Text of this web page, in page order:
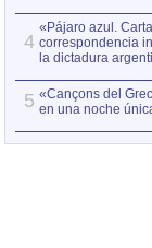
4
«Pájaro azul.
correspondencia
la dictadura
5 «Cançons del
en una noche